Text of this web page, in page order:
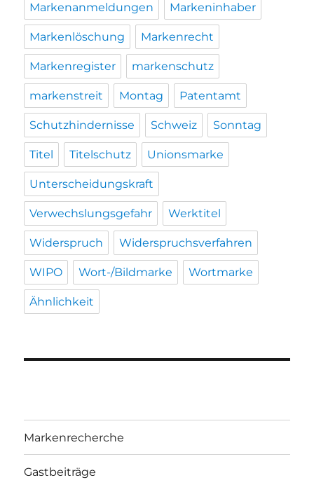
Markenanmeldungen Markeninhaber
Markenlöschung Markenrecht
Markenregister markenschutz
markenstreit Montag Patentamt
Schutzhindernisse Schweiz Sonntag
Titel Titelschutz Unionsmarke
Unterscheidungskraft
Verwechslungsgefahr Werktitel
Widerspruch Widerspruchsverfahren
WIPO Wort-/Bildmarke Wortmarke
Ähnlichkeit
Markenrecherche
Gastbeiträge